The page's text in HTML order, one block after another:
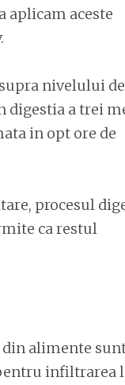
aplicam aceste
nivelului de
digestia a trei
in opt ore de
procesul
ca restul
din alimente
infiltrarea